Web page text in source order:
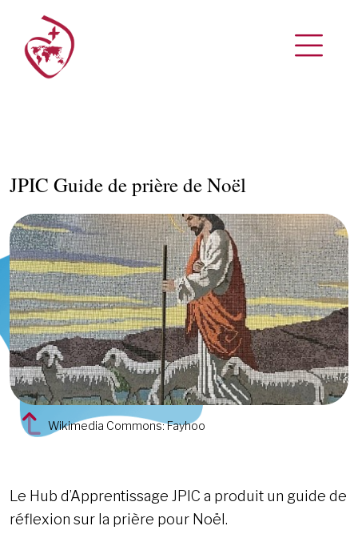
JPIC Guide de prière de Noël
Wikimedia Commons: Fayhoo
Le Hub d’Apprentissage JPIC a produit un guide de
réflexion sur la prière pour Noël.